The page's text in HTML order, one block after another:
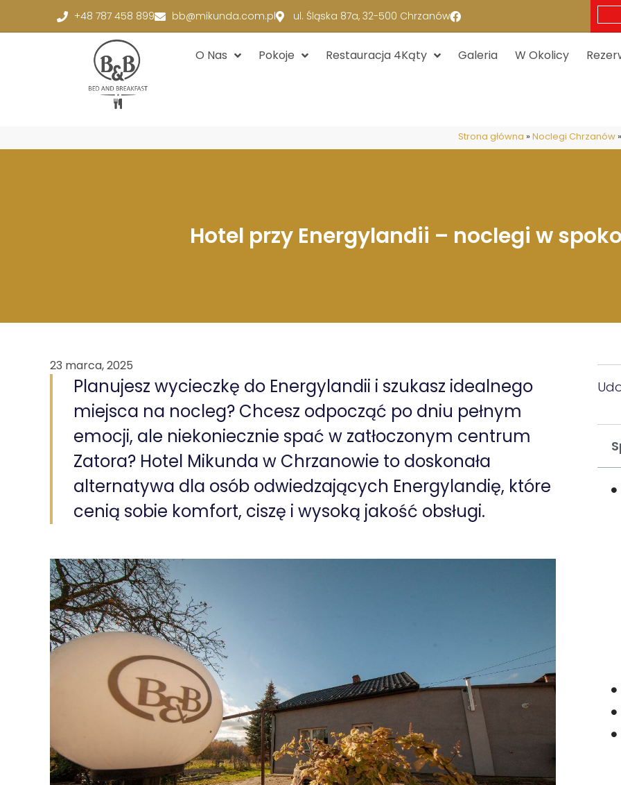
+48 787 458 899 bb@mikunda.com.pl ul. Śląska 87a, 32-500 Chrzanów
O Nas Pokoje Restauracja 4Kąty Galeria W Okolicy
Strona główna »Noclegi Chrzanów
Hotel przy Energylandii – noclegi w
23 marca, 2025
Planujesz wycieczkę do Energylandii i szukasz idealnego
miejsca na nocleg? Chcesz odpocząć po dniu pełnym
emocji, ale niekoniecznie spać w zatłoczonym centrum
Zatora? Hotel Mikunda w Chrzanowie to doskonała
alternatywa dla osób odwiedzających Energylandię, które
cenią sobie komfort, ciszę i wysoką jakość obsługi.